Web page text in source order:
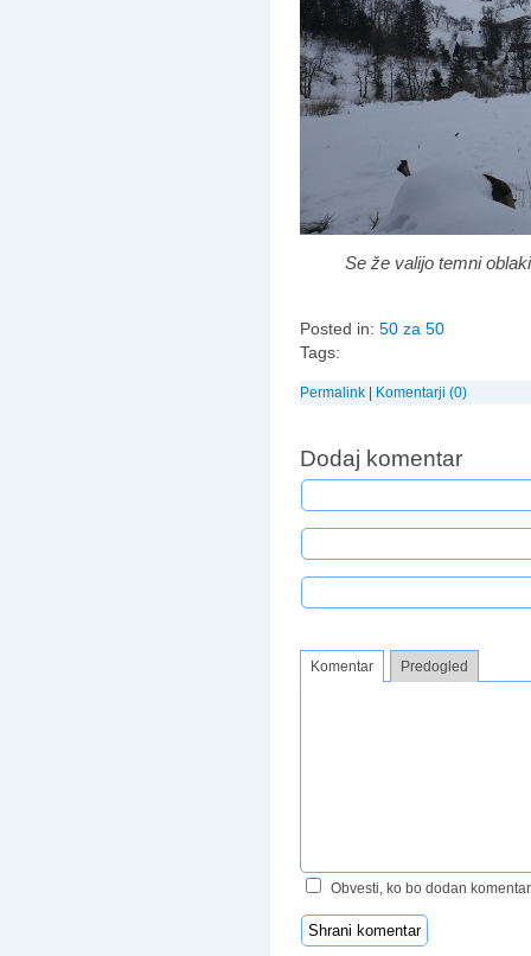
Se že valijo temni
Posted in: 50 za 50
Tags:
Permalink Komentarji (0)
Dodaj komentar
Komentar Predogled
Obvesti, ko bo dodan komentar